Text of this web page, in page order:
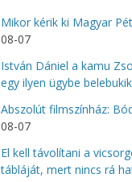
Mikor kérik ki Magyar
08-07
István Dániel a kamu
egy ilyen ügybe
Abszolút filmszínház:
08-07
El kell távolítani a
tábláját, mert nincs rá